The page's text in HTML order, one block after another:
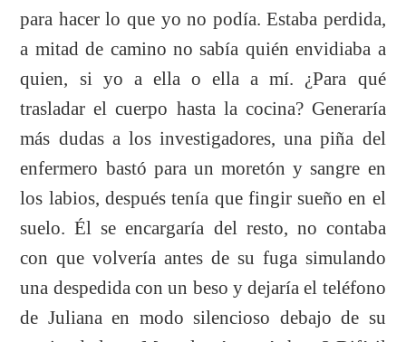
para hacer lo que yo no podía. Estaba perdida,
a mitad de camino no sabía quién envidiaba a
quien, si yo a ella o ella a mí. ¿Para qué
trasladar el cuerpo hasta la cocina? Generaría
más dudas a los investigadores, una piña del
enfermero bastó para un moretón y sangre en
los labios, después tenía que fingir sueño en el
suelo. Él se encargaría del resto, no contaba
con que volvería antes de su fuga simulando
una despedida con un beso y dejaría el teléfono
de Juliana en modo silencioso debajo de su